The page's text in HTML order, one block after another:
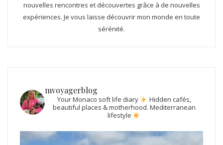
nouvelles rencontres et découvertes grâce à de nouvelles
expériences. Je vous laisse découvrir mon monde en toute
sérénité.
mvoyagerblog
Your Monaco soft life diary
Hidden cafés,
beautiful places & motherhood. Mediterranean
lifestyle